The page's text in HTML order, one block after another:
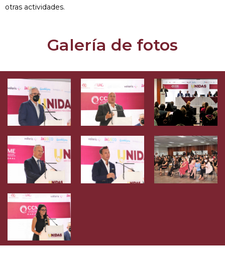
otras actividades.
Galería de fotos